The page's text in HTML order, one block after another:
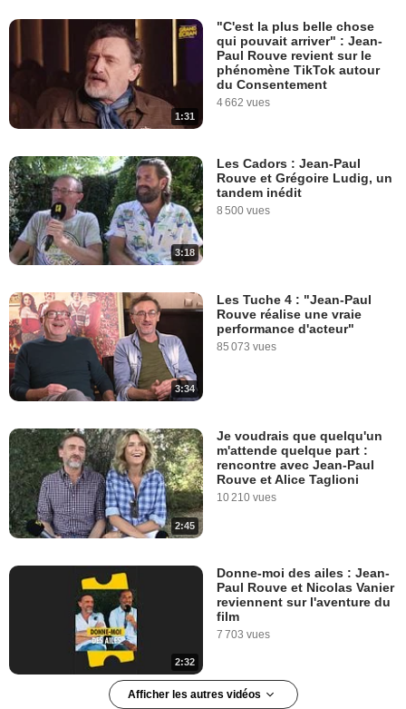
1:31
"C'est la plus belle chose
qui pouvait arriver" : Jean-
Paul Rouve revient sur le
phénomène TikTok autour
du Consentement
4 662 vues
3:18
Les Cadors : Jean-Paul
Rouve et Grégoire Ludig, un
tandem inédit
8 500 vues
3:34
Les Tuche 4 : "Jean-Paul
Rouve réalise une vraie
performance d'acteur"
85 073 vues
2:45
Je voudrais que quelqu'un
m'attende quelque part :
rencontre avec Jean-Paul
Rouve et Alice Taglioni
10 210 vues
2:32
Donne-moi des ailes : Jean-
Paul Rouve et Nicolas Vanier
reviennent sur l'aventure du
film
7 703 vues
Afficher les autres vidéos